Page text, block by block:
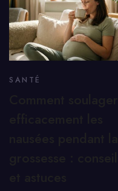
SANTÉ